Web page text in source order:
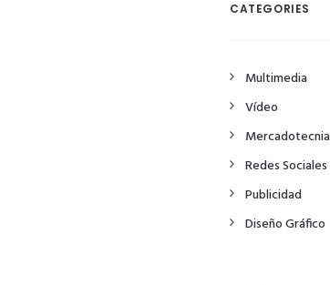
CATEGORIES
Multimedia
Vídeo
Mercadotecnia
Redes Sociales
Publicidad
Diseño Gráfico